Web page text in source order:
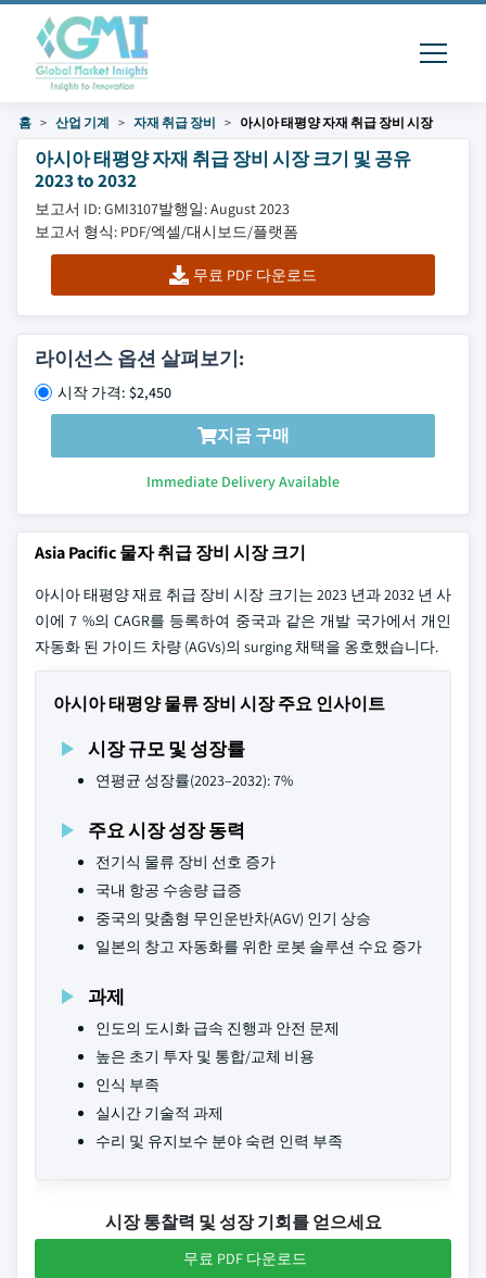
홈 산업 기계 자재 취급 장비 아시아 태평양 자재 취급 장비 시장
아시아 태평양 자재 취급 장비 시장 크기 및 공유
2023 to 2032
보고서 ID: GMI3107발행일: August 2023
보고서 형식: PDF/엑셀/대시보드/플랫폼
무료 PDF 다운로드
라이선스 옵션 살펴보기:
시작 가격: $2,450
지금 구매
Immediate Delivery Available
Asia Pacific 물자 취급 장비 시장 크기
아시아 태평양 재료 취급 장비 시장 크기는 2023 년과 2032 년 사
이에 7 %의 CAGR를 등록하여 중국과 같은 개발 국가에서 개인
자동화 된 가이드 차량 (AGVs)의 surging 채택을 옹호했습니다.
아시아 태평양 물류 장비 시장 주요 인사이트
시장 규모 및 성장률
연평균 성장률(2023–2032): 7%
주요 시장 성장 동력
전기식 물류 장비 선호 증가
국내 항공 수송량 급증
중국의 맞춤형 무인운반차(AGV) 인기 상승
일본의 창고 자동화를 위한 로봇 솔루션 수요 증가
과제
인도의 도시화 급속 진행과 안전 문제
높은 초기 투자 및 통합/교체 비용
인식 부족
실시간 기술적 과제
수리 및 유지보수 분야 숙련 인력 부족
시장 통찰력 및 성장 기회를 얻으세요
무료 PDF 다운로드